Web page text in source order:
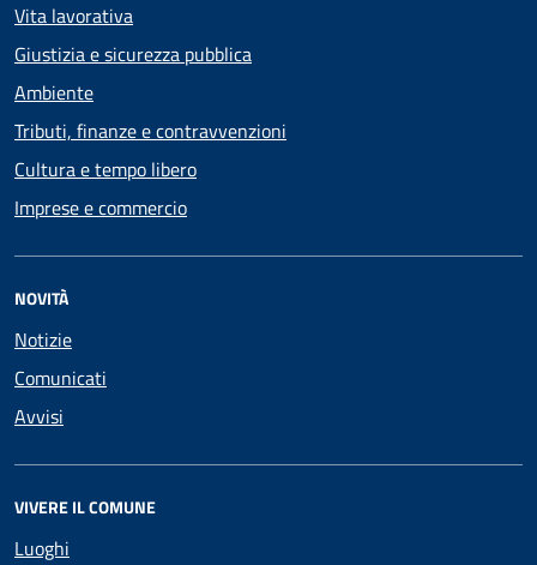
Vita lavorativa
Giustizia e sicurezza pubblica
Ambiente
Tributi, finanze e contravvenzioni
Cultura e tempo libero
Imprese e commercio
NOVITÀ
Notizie
Comunicati
Avvisi
VIVERE IL COMUNE
Luoghi